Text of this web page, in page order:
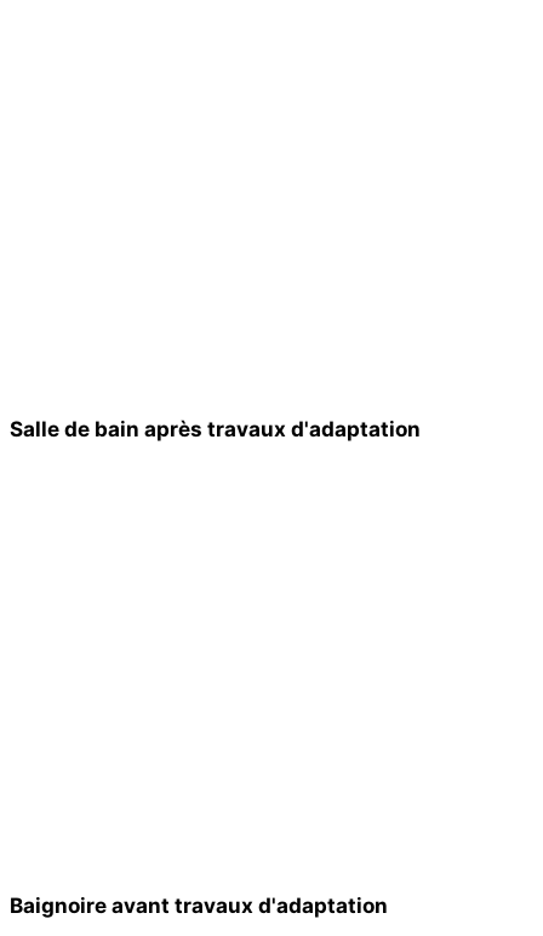
Salle de bain après travaux d'adaptation
Baignoire avant travaux d'adaptation